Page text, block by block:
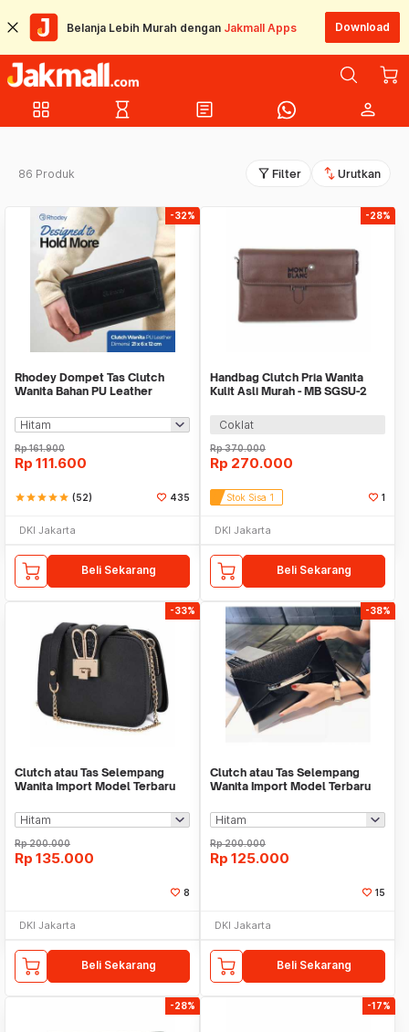
Belanja Lebih Murah dengan Jakmall Apps Download
grid_view hourglass_empty article person
86 Produk filter_alt Filter swap_vert Urutkan
-32%
Rhodey Dompet Tas Clutch
Wanita Bahan PU Leather
Rp161.900
Rp 111.600
starstarstarstarstar (52) 435
DKI Jakarta
Beli Sekarang
-28%
Handbag Clutch Pria Wanita
Kulit Asli Murah - MB SGSU-2
Coklat
Rp370.000
Rp 270.000
Stok Sisa 1 1
DKI Jakarta
Beli Sekarang
-33%
Clutch atau Tas Selempang
Wanita Import Model Terbaru
Rp200.000
Rp 135.000
8
DKI Jakarta
Beli Sekarang
-38%
Clutch atau Tas Selempang
Wanita Import Model Terbaru
Rp200.000
Rp 125.000
15
DKI Jakarta
Beli Sekarang
-28% -17%